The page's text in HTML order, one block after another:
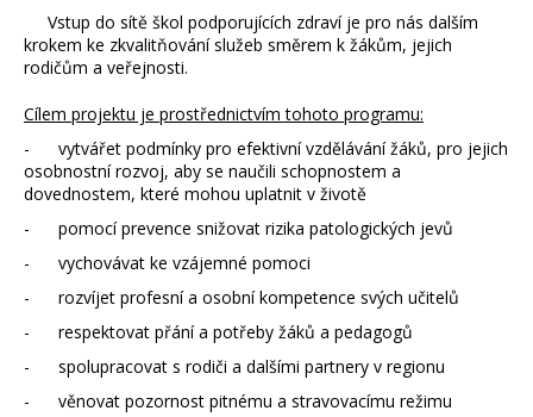
Vstup do sítě škol podporujících zdraví je pro nás dalším
krokem ke zkvalitňování služeb směrem k žákům, jejich
rodičům a veřejnosti.
Cílem projektu je prostřednictvím tohoto programu:
- vytvářet podmínky pro efektivní vzdělávání žáků, pro jejich
osobnostní rozvoj, aby se naučili schopnostem a
dovednostem, které mohou uplatnit v životě
- pomocí prevence snižovat rizika patologických jevů
- vychovávat ke vzájemné pomoci
- rozvíjet profesní a osobní kompetence svých učitelů
- respektovat přání a potřeby žáků a pedagogů
- spolupracovat s rodiči a dalšími partnery v regionu
- věnovat pozornost pitnému a stravovacímu režimu